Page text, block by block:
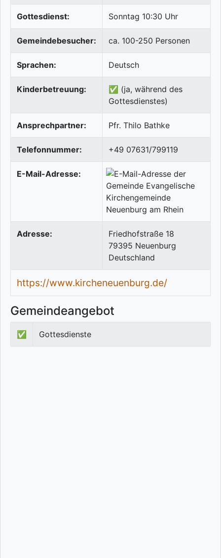
Gottesdienst: Sonntag 10:30 Uhr
Gemeindebesucher: ca. 100-250 Personen
Sprachen: Deutsch
Kinderbetreuung:
✅ (ja, während des
Gottesdienstes)
Ansprechpartner: Pfr. Thilo Bathke
Telefonnummer: +49 07631/799119
E-Mail-Adresse:
Adresse:
Friedhofstraße 18
79395 Neuenburg
Deutschland
https://www.kircheneuenburg.de/
Gemeindeangebot
✅ Gottesdienste